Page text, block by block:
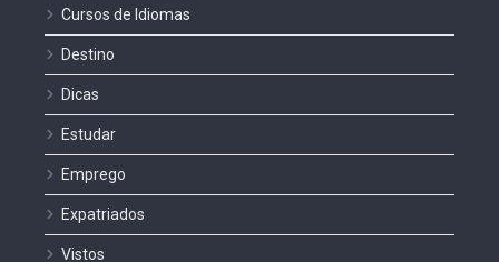
Cursos de Idiomas
Destino
Dicas
Estudar
Emprego
Expatriados
Vistos